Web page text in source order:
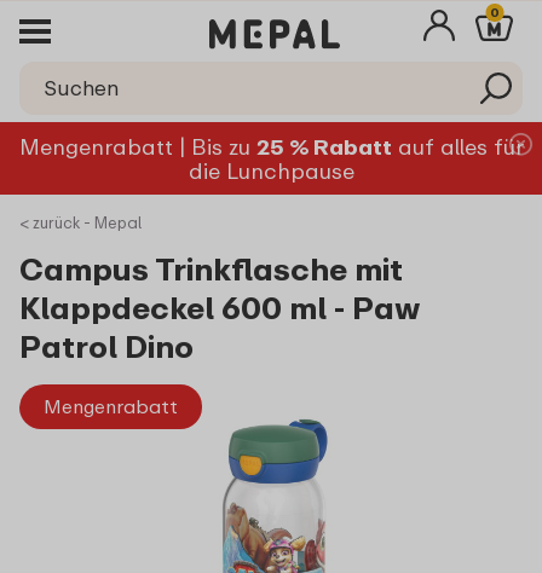
0
Mengenrabatt | Bis zu 25 % Rabatt auf alles für
die Lunchpause
< zurück - Mepal
Campus Trinkflasche mit
Klappdeckel 600 ml - Paw
Patrol Dino
Mengenrabatt